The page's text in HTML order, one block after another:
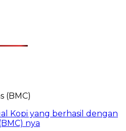
Kopi yang berhasil dengan
nya